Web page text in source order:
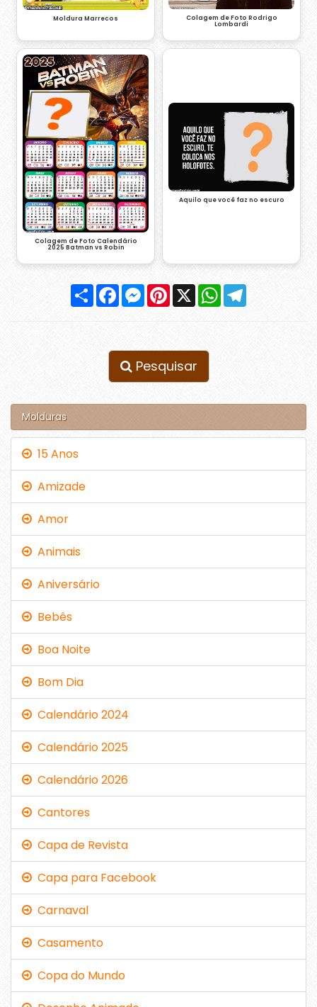
Moldura Marrecos Colagem de Foto Rodrigo
Lombardi
Colagem de Foto Calendário
2025 Batman vs Robin
Aquilo que você faz no escuro
Compartilhar
FacebookMessenger
Pinterest
X WhatsApp
Pesquisar
Molduras
15 Anos
Amizade
Amor
Animais
Aniversário
Bebês
Boa Noite
Bom Dia
Calendário 2024
Calendário 2025
Calendário 2026
Cantores
Capa de Revista
Capa para Facebook
Carnaval
Casamento
Copa do Mundo